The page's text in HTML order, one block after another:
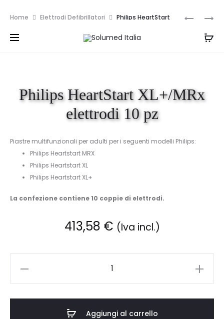
MINDRAY
PHILIPS
Home Elettrodi Defibrillatori
Philips HeartStart
XL+/MRx elettrodi 10 pz
Philips HeartStart XL+/MRx
elettrodi 10 pz
Piastre multifunzionali per adulti per i seguenti modelli Philips:
Philips Heartstart MRX
Philips Heartstart XL
Philips Heartstart XL+
La confezione contiene 10 coppie di elettrodi.
413,58 € (Iva incl.)
Aggiungi al carrello